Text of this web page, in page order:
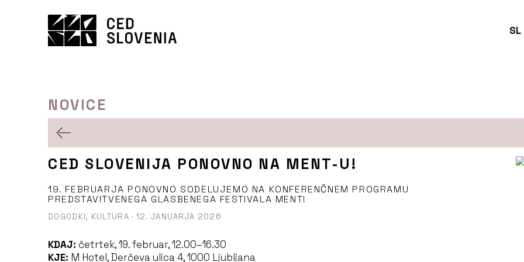
SL
NOVICE
CED SLOVENIJA PONOVNO NA MENT-U!
19. FEBRUARJA PONOVNO SODELUJEMO NA KONFERENČNEM PROGRAMU
PREDSTAVITVENEGA GLASBENEGA FESTIVALA MENT!
DOGODKI, KULTURA · 12. JANUARJA 2026
KDAJ: četrtek, 19. februar, 12.00–16.30
KJE: M Hotel, Derčeva ulica 4, 1000 Ljubljana